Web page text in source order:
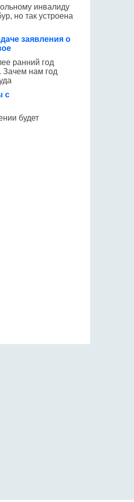
инвалиду
но так устроена
заявления о
ранний год
Зачем нам год
с
будет